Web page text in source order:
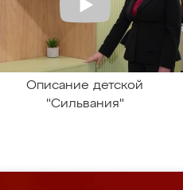
Описание детской
"Сильвания"